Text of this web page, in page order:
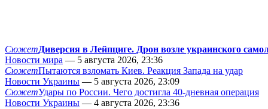
СюжетДиверсия в Лейпциге. Дрон возле украинского
Новости мира — 5 августа 2026, 23:36
СюжетПытаются взломать Киев. Реакция Запада на удар
Новости Украины — 5 августа 2026, 23:09
СюжетУдары по России. Чего достигла 40-дневная операция
Новости Украины — 4 августа 2026, 23:36